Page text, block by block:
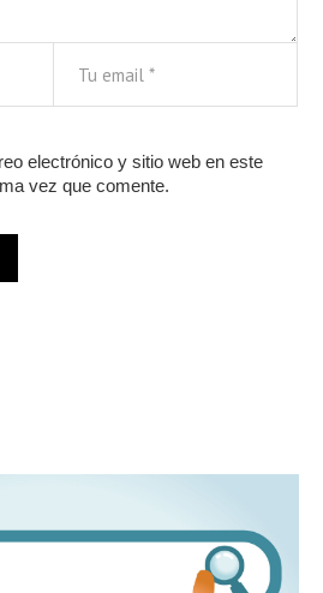
electrónico y sitio web en este
vez que comente.